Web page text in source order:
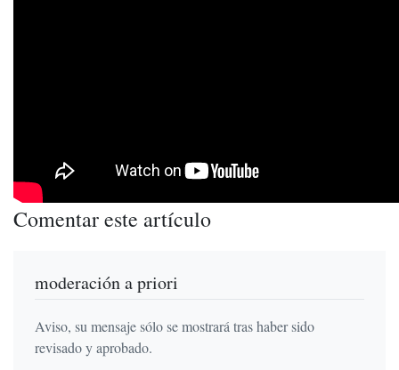
Comentar este artículo
moderación a priori
Aviso, su mensaje sólo se mostrará tras haber sido
revisado y aprobado.